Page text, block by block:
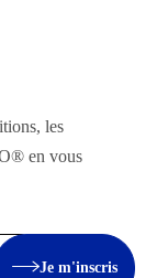
les
en vous
Je m'inscris